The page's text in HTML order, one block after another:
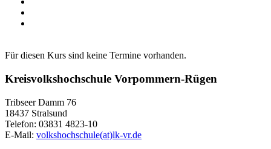
Für diesen Kurs sind keine Termine vorhanden.
Kreisvolkshochschule Vorpommern-Rügen
Tribseer Damm 76
18437 Stralsund
Telefon: 03831 4823-10
E-Mail: volkshochschule(at)lk-vr.de